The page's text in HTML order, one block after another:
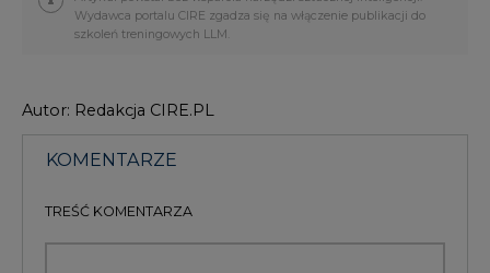
Autor: Redakcja CIRE.PL
TREŚĆ KOMENTARZA